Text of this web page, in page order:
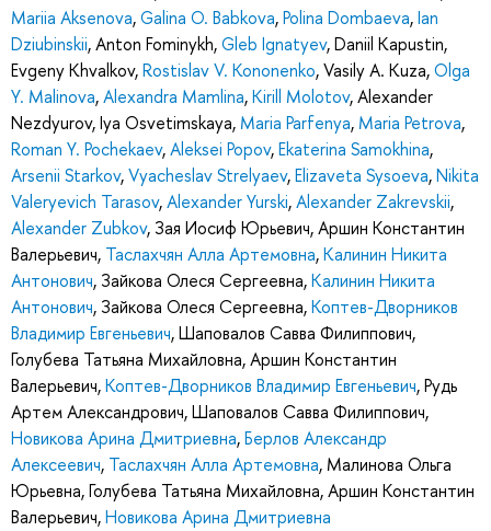
Mariia Aksenova,Galina O. Babkova,Polina Dombaeva,Ian
Dziubinskii,Anton Fominykh,Gleb Ignatyev,Daniil Kapustin,
Evgeny Khvalkov,Rostislav V. Kononenko,Vasily A. Kuza,Olga
Y. Malinova,Alexandra Mamlina,Kirill Molotov,Alexander
Nezdyurov,Iya Osvetimskaya, Maria Parfenya, Maria Petrova,
Roman Y. Pochekaev,Aleksei Popov,Ekaterina Samokhina,
Arsenii Starkov,Vyacheslav Strelyaev,Elizaveta Sysoeva,Nikita
Valeryevich Tarasov,Alexander Yurski,Alexander Zakrevskii,
Alexander Zubkov, Зая Иосиф Юрьевич,Аршин Константин
Валерьевич, Таслахчян Алла Артемовна,Калинин Никита
Антонович, Зайкова Олеся Сергеевна,Калинин Никита
Антонович, Зайкова Олеся Сергеевна,Коптев-Дворников
Владимир Евгеньевич,Шаповалов Савва Филиппович,
Голубева Татьяна Михайловна,Аршин Константин
Валерьевич,Коптев-Дворников Владимир Евгеньевич,Рудь
Артем Александрович,Шаповалов Савва Филиппович,
Новикова Арина Дмитриевна,Берлов Александр
Алексеевич, Таслахчян Алла Артемовна, Малинова Ольга
Юрьевна,Голубева Татьяна Михайловна,Аршин Константин
Валерьевич,Новикова Арина Дмитриевна